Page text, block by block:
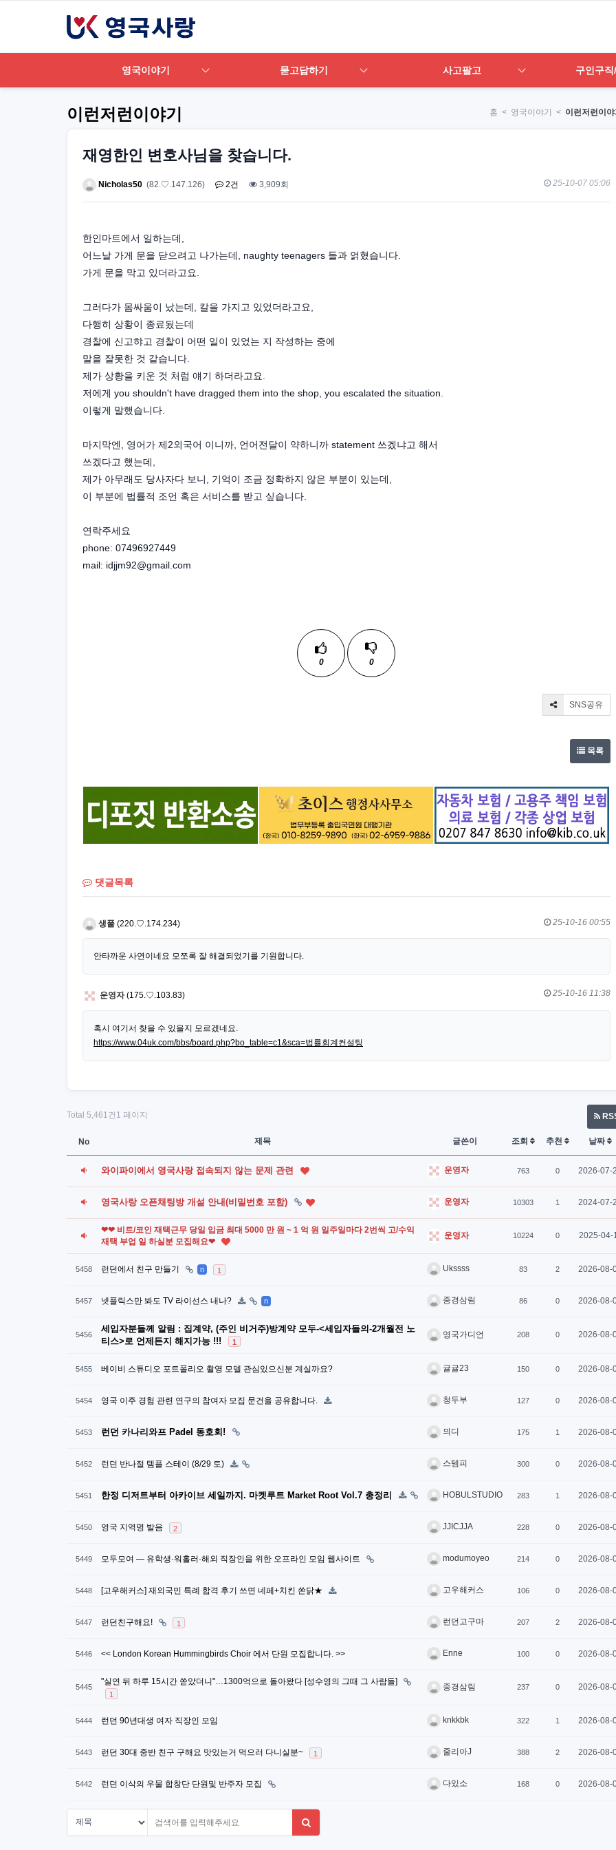
영국이야기 묻고답하기 사고팔고 구인구
이런저런이야기 홈 < 영국이야기 < 이런저런이야
재영한인 변호사님을 찾습니다.
Nicholas50 (82.♡.147.126) 2건 3,909회 25-10-07 05:06
한인마트에서 일하는데,
어느날 가게 문을 닫으려고 나가는데, naughty teenagers 들과 얽혔습니다.
가게 문을 막고 있더라고요.
그러다가 몸싸움이 났는데, 칼을 가지고 있었더라고요,
다행히 상황이 종료됬는데
경찰에 신고햐고 경찰이 어떤 일이 있었는 지 작성하는 중에
말을 잘못한 것 같습니다.
제가 상황을 키운 것 처럼 얘기 하더라고요.
저에게 you shouldn't have dragged them into the shop, you escalated the situation.
이렇게 말했습니다.
마지막엔, 영어가 제2외국어 이니까, 언어전달이 약하니까 statement 쓰겠냐고 해서
쓰겠다고 했는데,
제가 아무래도 당사자다 보니, 기억이 조금 정확하지 않은 부분이 있는데,
이 부분에 법률적 조언 혹은 서비스를 받고 싶습니다.
연락주세요
phone: 07496927449
mail: idjjm92@gmail.com
0 0
SNS공유
목록
댓글목록
생폴 (220.♡.174.234) 25-10-16 00:55
안타까운 사연이네요 모쪼록 잘 해결되었기를 기원합니다.
운영자 (175.♡.103.83) 25-10-16 11:38
혹시 여기서 찾을 수 있을지 모르겠네요.
https://www.04uk.com/bbs/board.php?bo_table=c1&sca=법률회계컨설팅
Total 5,461건 1 페이지
No 제목 글쓴이 조회 추천 날짜
와이파이에서 영국사랑 접속되지 않는 문제 관련 운영자 763 0 2026-07-
영국사랑 오픈채팅방 개설 안내(비밀번호 포함) 운영자 10303 1 2024-07-
❤❤ 비트/코인 재택근무 당일 입금 최대 5000 만 원 ~ 1 억 원 일주일마다 2번씩 고/수익
재택 부업 일 하실분 모집해요❤
운영자 10224 0 2025-04-
5458 런던에서 친구 만들기 n 1 Ukssss 83 2 2026-08-
5457 넷플릭스만 봐도 TV 라이선스 내나? n 중경삼림 86 0 2026-08-
5456
세입자분들께 알림 : 집계약, (주인 비거주)방계약 모두-<세입자들의-2개월전 노
티스>로 언제든지 해지가능 !!!
1
영국가디언 208 0 2026-08-
5455 베이비 스튜디오 포트폴리오 촬영 모델 관심있으신분 계실까요? 귤귤23 150 0 2026-08-
5454 영국 이주 경험 관련 연구의 참여자 모집 문건을 공유합니다. 청두부 127 0 2026-08-
5453 런던 카나리와프 Padel 동호회! 믜디 175 1 2026-08-
5452 런던 반나절 템플 스테이 (8/29 토) 스템피 300 0 2026-08-
5451 한정 디저트부터 아카이브 세일까지. 마켓루트 Market Root Vol.7 총정리 HOBULSTUDIO 283 1 2026-08-
5450 영국 지역명 발음 2 JJICJJA 228 0 2026-08-
5449 모두모여 — 유학생·워홀러·해외 직장인을 위한 오프라인 모임 웹사이트 modumoyeo 214 0 2026-08-
5448 [고우해커스] 재외국민 특례 합격 후기 쓰면 네페+치킨 쏜닭★ 고우해커스 106 0 2026-08-
5447 런던친구해요! 1 런던고구마 207 2 2026-08-
5446 << London Korean Hummingbirds Choir 에서 단원 모집합니다. >> Enne 100 0 2026-08-
5445
"실연 뒤 하루 15시간 쏟았더니"…1300억으로 돌아왔다 [성수영의 그때 그 사람들]
1
중경삼림 237 0 2026-08-
5444 런던 90년대생 여자 직장인 모임 knkkbk 322 1 2026-08-
5443 런던 30대 중반 친구 구해요 맛있는거 먹으러 다니실분~ 1 줄리아J 388 2 2026-08-
5442 런던 이삭의 우물 합창단 단원및 반주자 모집 다있소 168 0 2026-08-